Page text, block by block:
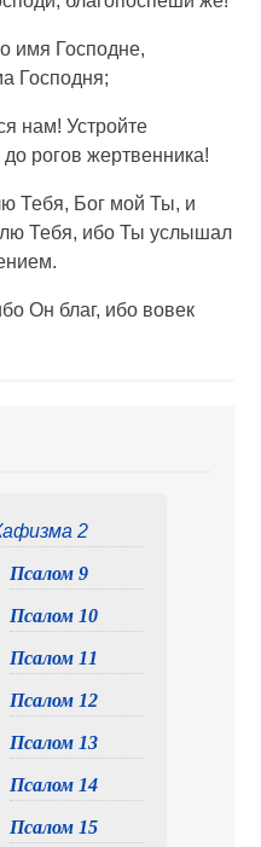
имя Господне,
Господня;
нам! Устройте
рогов жертвенника!
Тебя, Бог мой Ты, и
Тебя, ибо Ты услышал
Он благ, ибо вовек
2
Псалом 9
Псалом 10
Псалом 11
Псалом 12
Псалом 13
Псалом 14
Псалом 15